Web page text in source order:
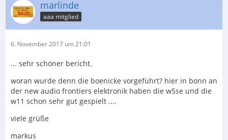
marlinde
aaa mitglied
6. November 2017 um 21:01
... sehr schöner bericht.
woran wurde denn die boenicke vorgeführt? hier in bonn an
der new audio frontiers elektronik haben die w5se und die
w11 schon sehr gut gespielt ....
viele grüße
markus